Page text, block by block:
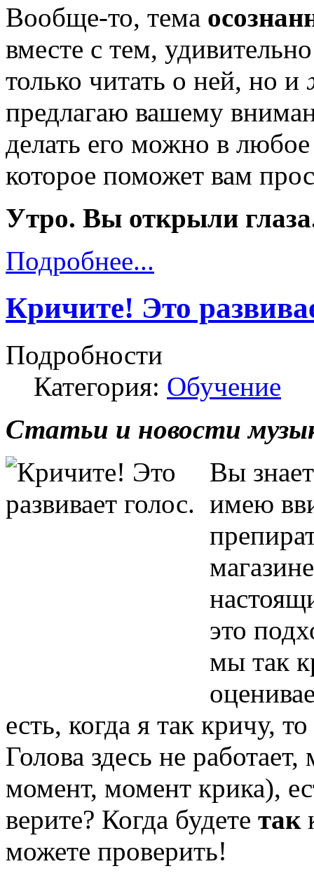
Вообще-то, тема
вместе с тем,
только читать о ней, но и
предлагаю вашему
делать его можно в
которое поможет вам
Утро. Вы открыли
Подробнее...
Кричите! Это
Подробности
Категория: Обучение
Статьи и новости
Вы
имею
это
мы так
есть, когда я так кричу,
Голова здесь не
момент, момент крика),
верите? Когда будете так
можете проверить!